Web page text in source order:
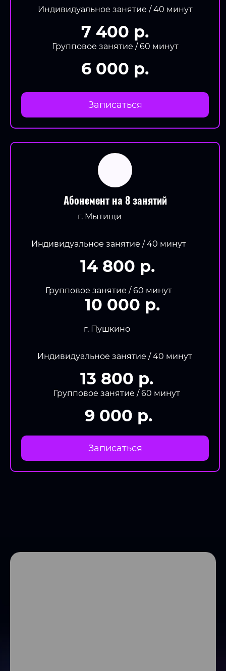
Индивидуальное занятие / 40 минут
7 400 р.
Групповое занятие / 60 минут
6 000 р.
Записаться
Абонемент на 8 занятий
г. Мытищи
Индивидуальное занятие / 40 минут
14 800 р.
Групповое занятие / 60 минут
10 000 р.
г. Пушкино
Индивидуальное занятие / 40 минут
13 800 р.
Групповое занятие / 60 минут
9 000 р.
Записаться